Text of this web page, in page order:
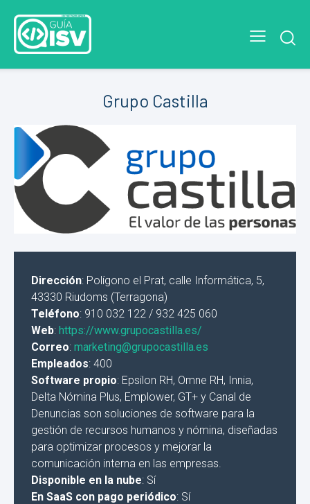
Grupo Castilla
Dirección: Polígono el Prat, calle Informática, 5,
43330 Riudoms (Terragona)
Teléfono: 910 032 122 / 932 425 060
Web: https://www.grupocastilla.es/
Correo: marketing@grupocastilla.es
Empleados: 400
Software propio: Epsilon RH, Omne RH, Innia,
Delta Nómina Plus, Emplower, GT+ y Canal de
Denuncias son soluciones de software para la
gestión de recursos humanos y nómina, diseñadas
para optimizar procesos y mejorar la
comunicación interna en las empresas.
Disponible en la nube: Sí
En SaaS con pago periódico: Sí